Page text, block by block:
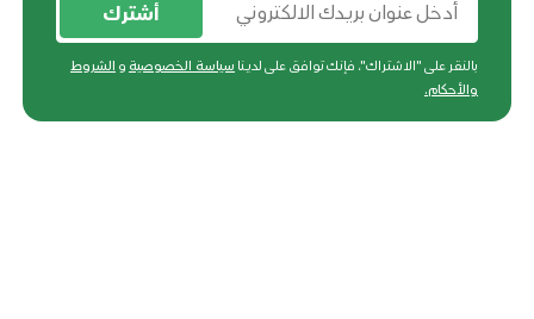
أشترك
بالنقر على "الاشتراك"، فإنك توافق على لدينا سياسة الخصوصية و الشروط
والأحكام.